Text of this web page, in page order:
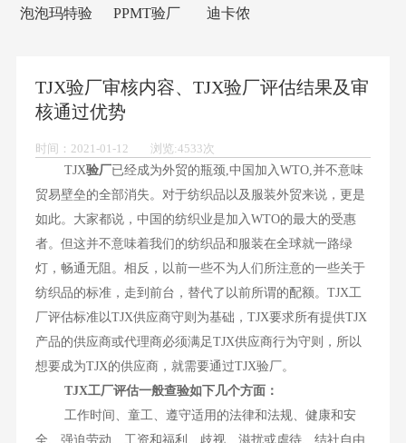
验厂
厂
泡泡玛特验
PPMT验厂
迪卡侬
TJX验厂审核内容、TJX验厂评估结果及审
核通过优势
时间：2021-01-12 浏览:4533次
TJX验厂已经成为外贸的瓶颈,中国加入WTO,并不意味
贸易壁垒的全部消失。对于纺织品以及服装外贸来说，更是
如此。大家都说，中国的纺织业是加入WTO的最大的受惠
者。但这并不意味着我们的纺织品和服装在全球就一路绿
灯，畅通无阻。相反，以前一些不为人们所注意的一些关于
纺织品的标准，走到前台，替代了以前所谓的配额。TJX工
厂评估标准以TJX供应商守则为基础，TJX要求所有提供TJX
产品的供应商或代理商必须满足TJX供应商行为守则，所以
想要成为TJX的供应商，就需要通过TJX验厂。
TJX工厂评估一般查验如下几个方面：
工作时间、童工、遵守适用的法律和法规、健康和安
全、强迫劳动、工资和福利、歧视、滋扰或虐待、结社自由